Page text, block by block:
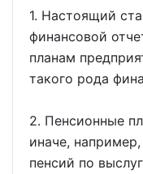
1. Настоящий
финансовой
планам
такого рода
2. Пенсионные
иначе,
пенсий по